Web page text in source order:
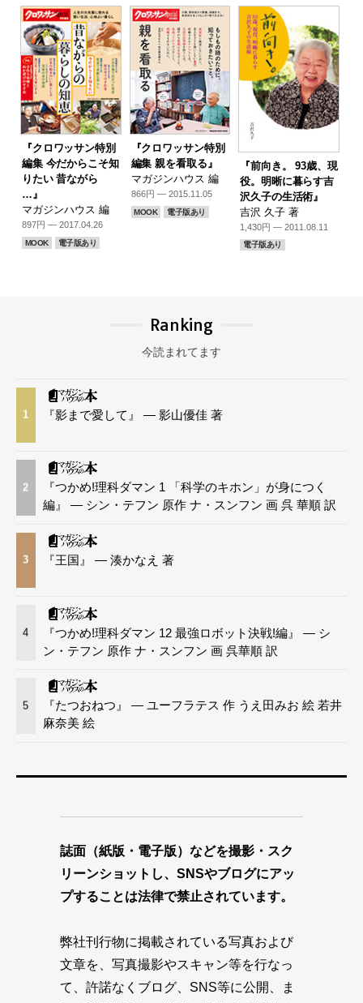
『クロワッサン特別
編集 今だからこそ知
りたい 昔ながら
…』
マガジンハウス 編
897円 — 2017.04.26
MOOK 電子版あり
『クロワッサン特別
編集 親を看取る』
マガジンハウス 編
866円 — 2015.11.05
MOOK 電子版あり
『前向き。 93歳、現
役。明晰に暮らす吉
沢久子の生活術』
吉沢 久子 著
1,430円 — 2011.08.11
電子版あり
Ranking
今読まれてます
1 『影まで愛して』 — 影山優佳 著
2
『つかめ!理科ダマン 1 「科学のキホン」が身につく
編』 — シン・テフン 原作 ナ・スンフン 画 呉 華順 訳
3 『王国』 — 湊かなえ 著
4
『つかめ!理科ダマン 12 最強ロボット決戦!編』 — シ
ン・テフン 原作 ナ・スンフン 画 呉華順 訳
5
『たつおねつ』 — ユーフラテス 作 うえ田みお 絵 若井
麻奈美 絵
誌面（紙版・電子版）などを撮影・スク
リーンショットし、SNSやブログにアッ
プすることは法律で禁止されています。
弊社刊行物に掲載されている写真および
文章を、写真撮影やスキャン等を行なっ
て、許諾なくブログ、SNS等に公開、ま